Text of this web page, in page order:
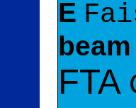
E
beam
FTA